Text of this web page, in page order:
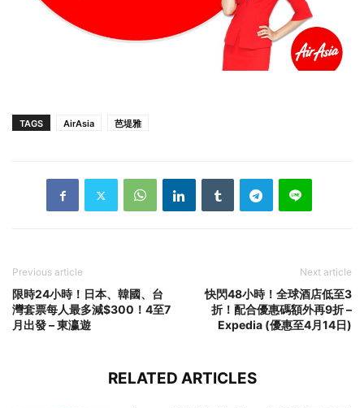
TAGS AirAsia 芭堤雅
Previous article
限時24小時！日本、韓國、台
灣套票每人最多減$300！4至7
月出發 – 東瀛遊
Next article
快閃48小時！全球酒店低至3
折！配合優惠碼額外再9折 –
Expedia (優惠至4月14日)
RELATED ARTICLES